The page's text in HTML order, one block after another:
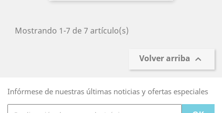
Mostrando 1-7 de 7 artículo(s)
Volver arriba 
Infórmese de nuestras últimas noticias y ofertas especiales